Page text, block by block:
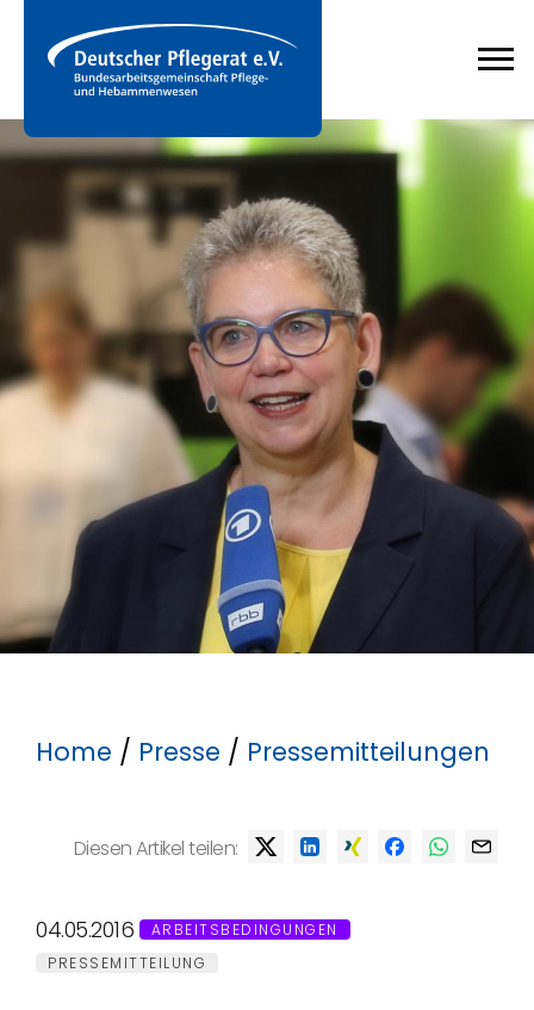
Home / Presse / Pressemitteilungen
Diesen Artikel teilen:
04.05.2016
ARBEITSBEDINGUNGEN
PRESSEMITTEILUNG